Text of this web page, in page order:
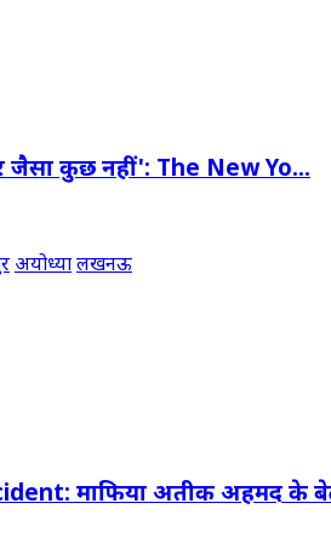
जैसा कुछ नहीं': The New Yo...
अयोध्यालखनऊ
माफिया अतीक अहमद के